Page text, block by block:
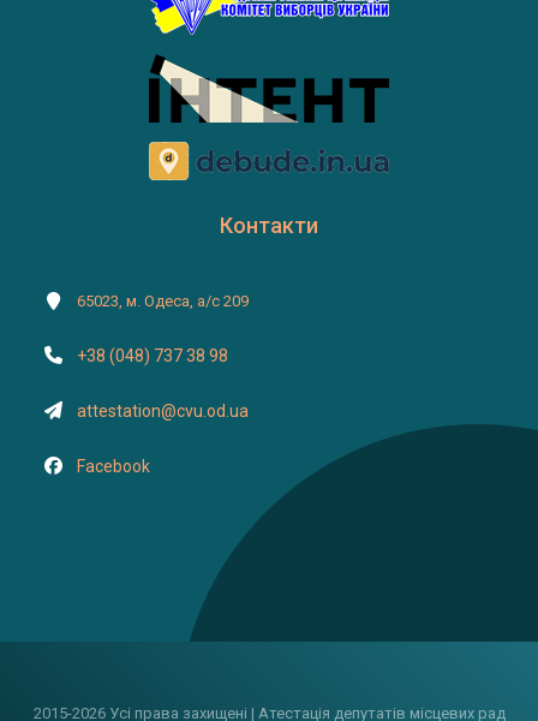
Контакти
65023, м. Одеса, а/с 209
+38 (048) 737 38 98
attestation@cvu.od.ua
Facebook
2015-2026 Усі права захищені | Атестація депутатів місцевих рад